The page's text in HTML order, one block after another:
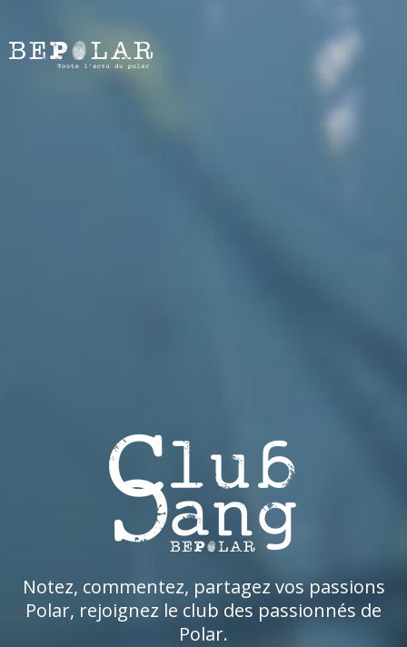
Notez, commentez, partagez vos passions
Polar, rejoignez le club des passionnés de
Polar.